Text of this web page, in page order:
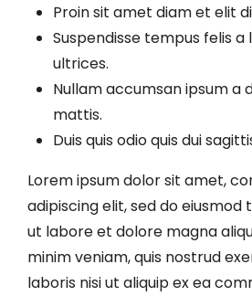
Proin sit amet diam et elit
Suspendisse tempus felis a
ultrices.
Nullam accumsan ipsum a
mattis.
Duis quis odio quis dui
Lorem ipsum dolor sit amet,
adipiscing elit, sed do
ut labore et dolore magna
minim veniam, quis nostrud
laboris nisi ut aliquip ex ea